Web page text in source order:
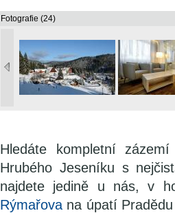
Fotografie (24)
Hledáte kompletní
Hrubého Jeseníku s
najdete jedině u nás, v
Rýmařova na úpatí